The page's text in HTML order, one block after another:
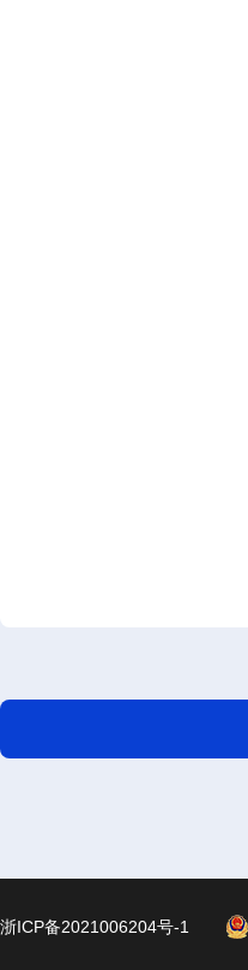
浙ICP备2021006204号-1